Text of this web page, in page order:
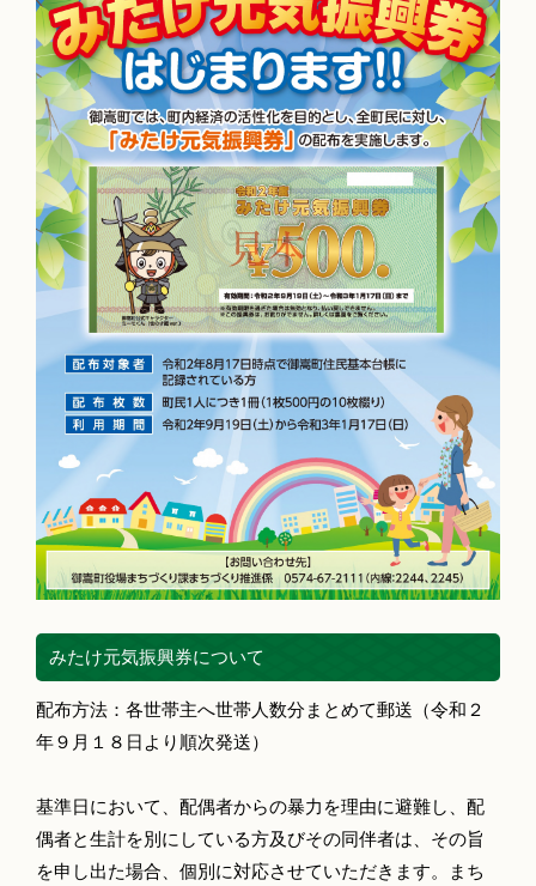
みたけ元気振興券について
配布方法：各世帯主へ世帯人数分まとめて郵送（令和２
年９月１８日より順次発送）
基準日において、配偶者からの暴力を理由に避難し、配
偶者と生計を別にしている方及びその同伴者は、その旨
を申し出た場合、個別に対応させていただきます。まち